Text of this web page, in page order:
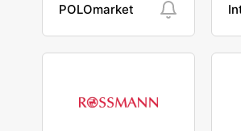
POLOmarket